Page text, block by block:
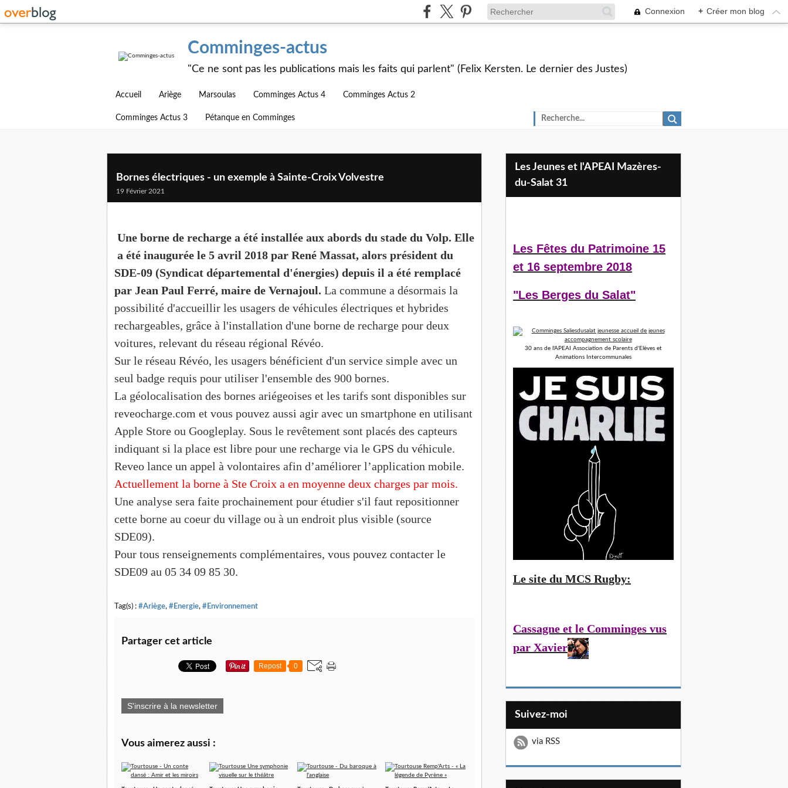
Connexion + Créer mon blog
Comminges-actus
"Ce ne sont pas les publications mais les faits qui parlent" (Felix Kersten. Le dernier des Justes)
Accueil Ariège Marsoulas Comminges Actus 4 Comminges Actus 2
Comminges Actus 3 Pétanque en Comminges
Bornes électriques - un exemple à Sainte-Croix Volvestre
19 Février 2021
Une borne de recharge a été installée aux abords du stade du Volp. Elle
a été inaugurée le 5 avril 2018 par René Massat, alors président du
SDE-09 (Syndicat départemental d'énergies) depuis il a été remplacé
par Jean Paul Ferré, maire de Vernajoul. La commune a désormais la
possibilité d'accueillir les usagers de véhicules électriques et hybrides
rechargeables, grâce à l'installation d'une borne de recharge pour deux
voitures, relevant du réseau régional Révéo.
Sur le réseau Révéo, les usagers bénéficient d'un service simple avec un
seul badge requis pour utiliser l'ensemble des 900 bornes.
La géolocalisation des bornes ariégeoises et les tarifs sont disponibles sur
reveocharge.com et vous pouvez aussi agir avec un smartphone en utilisant
Apple Store ou Googleplay. Sous le revêtement sont placés des capteurs
indiquant si la place est libre pour une recharge via le GPS du véhicule.
Reveo lance un appel à volontaires afin d’améliorer l’application mobile.
Actuellement la borne à Ste Croix a en moyenne deux charges par mois.
Une analyse sera faite prochainement pour étudier s'il faut repositionner
cette borne au coeur du village ou à un endroit plus visible (source
SDE09).
Pour tous renseignements complémentaires, vous pouvez contacter le
SDE09 au 05 34 09 85 30.
Tag(s) : #Ariège, #Energie, #Environnement
Partager cet article
Repost 0
S'inscrire à la newsletter
Vous aimerez aussi :
Les Jeunes et l'APEAI Mazères-
du-Salat 31
Les Fêtes du Patrimoine 15
et 16 septembre 2018
"Les Berges du Salat"
30 ans de l'APEAI Association de Parents d'Elèves et
Animations Intercommunales
Le site du MCS Rugby:
Cassagne et le Comminges vus
par Xavier
Suivez-moi
via RSS